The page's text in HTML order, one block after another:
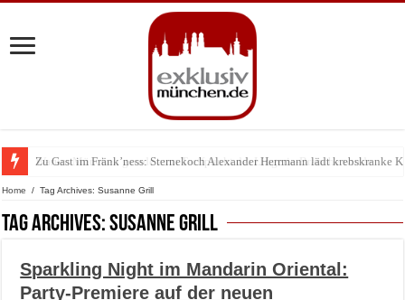
Zu Gast im Fränk’ness: Sternekoch Alexander Herrmann lädt krebskranke
Warum München gerade zum Treffpunkt der Lingerie-Branche wurde
Home / Tag Archives: Susanne Grill
Tag Archives:Susanne Grill
Sparkling Night im Mandarin Oriental:
Party-Premiere auf der neuen